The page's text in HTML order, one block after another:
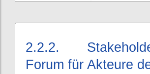
2.2.2.
Forum für Akteure